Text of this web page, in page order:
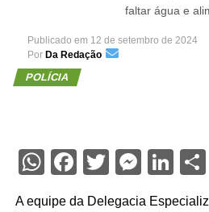
faltar água e
Publicado em 12 de setembro de 2024
Por Da Redação
POLÍCIA
WhatsApp
Facebook
Twitter
A equipe da Delegacia